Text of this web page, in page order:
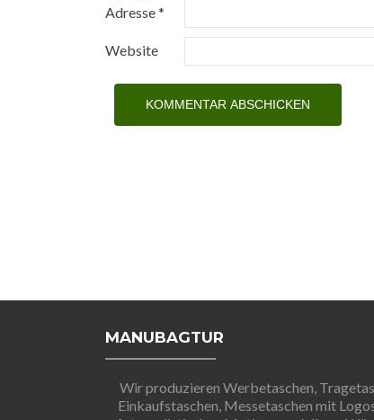
Adresse*
Website
MANUBAGTUR
Wir produzieren Werbetaschen,
Einkaufstaschen, Messetaschen mit